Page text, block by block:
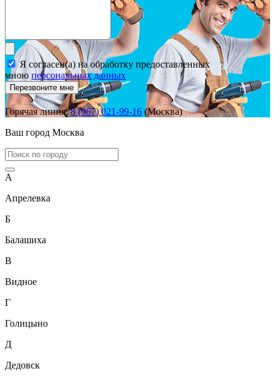
Я согласен(а) на обработку предоставленных
мною персональных данных
Перезвоните мне
Горячая линия:8 (967) 021-99-16 (Москва)
Ваш город Москва
А
Апрелевка
Б
Балашиха
В
Видное
Г
Голицыно
Д
Дедовск